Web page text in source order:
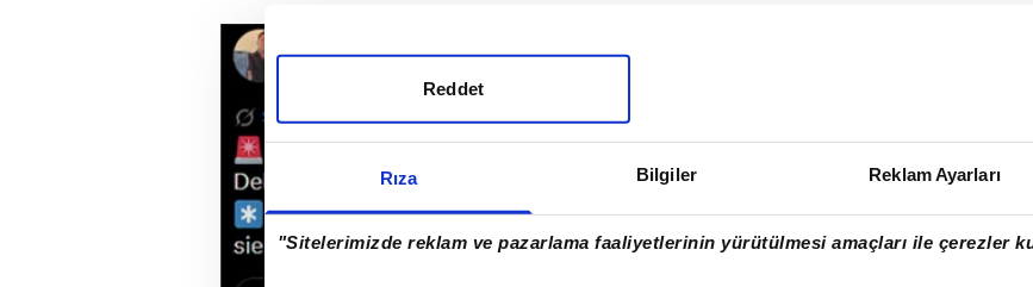
Rıza Bilgiler Reklam Ayarları
"Sitelerimizde reklam ve pazarlama faaliyetlerinin yürütülmesi amaçları ile çerezler
Reddet